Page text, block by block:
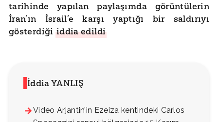
tarihinde yapılan paylaşımda görüntülerin
İran’ın İsrail’e karşı yaptığı bir saldırıyı
gösterdiği iddia edildi
İddia YANLIŞ
Video Arjantin’in Ezeiza kentindeki Carlos